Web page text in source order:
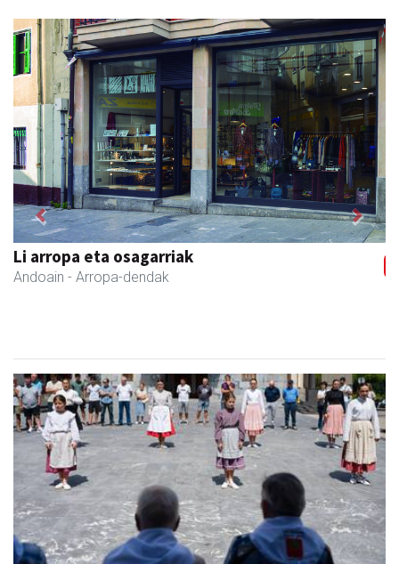
Li arropa eta osagarriak
Andoain - Arropa-dendak
Previous Next